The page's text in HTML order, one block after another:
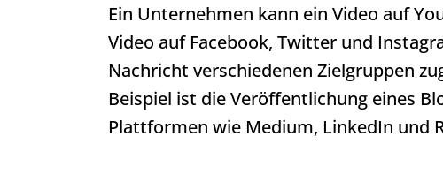
Ein Unternehmen kann ein Video auf
Video auf Facebook, Twitter und
Nachricht verschiedenen Zielgruppen
Beispiel ist die Veröffentlichung eines
Plattformen wie Medium, LinkedIn und